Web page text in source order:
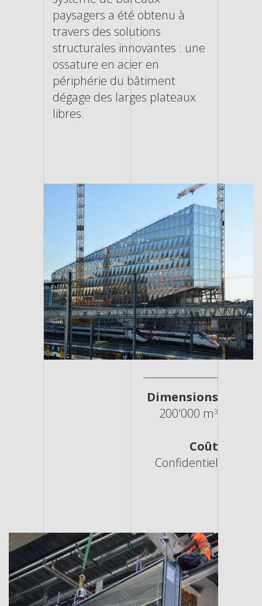
paysagers a été obtenu à
travers des solutions
structurales innovantes : une
ossature en acier en
périphérie du bâtiment
dégage des larges plateaux
libres.
Dimensions
200'000 m3
Coût
Confidentiel